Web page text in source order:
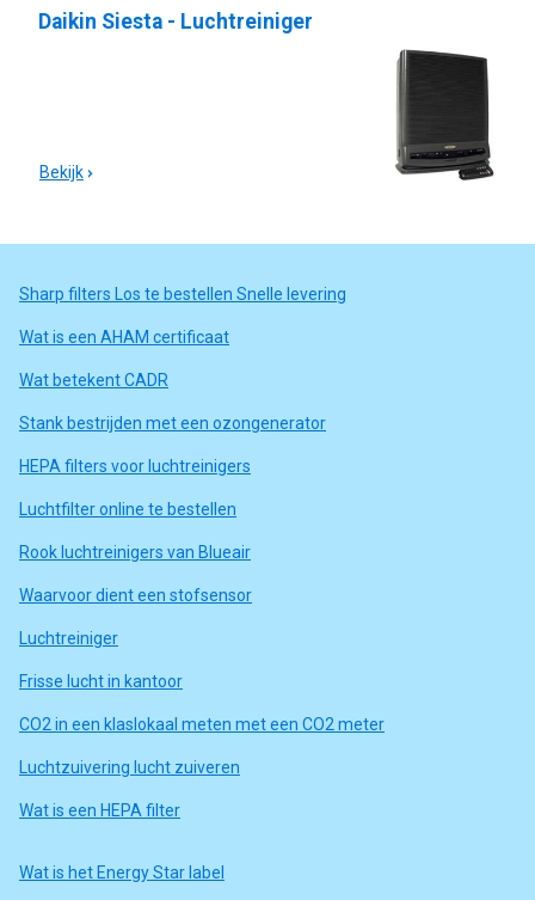
Daikin Siesta - Luchtreiniger
Bekijk
Sharp filters Los te bestellen Snelle levering
Wat is een AHAM certificaat
Wat betekent CADR
Stank bestrijden met een ozongenerator
HEPA filters voor luchtreinigers
Luchtfilter online te bestellen
Rook luchtreinigers van Blueair
Waarvoor dient een stofsensor
Luchtreiniger
Frisse lucht in kantoor
CO2 in een klaslokaal meten met een CO2 meter
Luchtzuivering lucht zuiveren
Wat is een HEPA filter
Wat is het Energy Star label